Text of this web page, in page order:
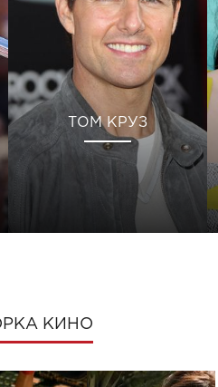
ТОМ КРУЗ
КИНО